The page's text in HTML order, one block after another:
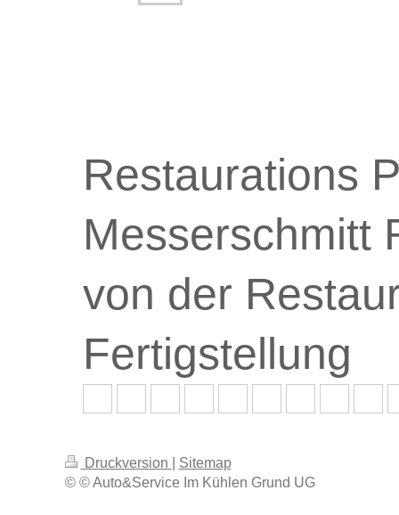
Restaurations
von der
Fertigstellung
Druckversion
Sitemap
© © Auto&Service Im Kühlen Grund UG